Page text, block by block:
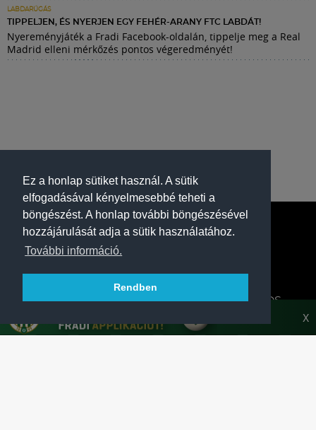
Ez a honlap sütiket használ. A sütik
elfogadásával kényelmesebbé teheti a
böngészést. A honlap további böngészésével
hozzájárulását adja a sütik használatához.
További információ.
Rendben
LABDARÚGÁS
TIPPELJEN, ÉS NYERJEN EGY FEHÉR-ARANY FTC LABDÁT!
Nyereményjáték a Fradi Facebook-oldalán, tippelje meg a Real
Madrid elleni mérkőzés pontos végeredményét!
A FERENCVÁROSI TORNA CLUB HIVATALOS
X